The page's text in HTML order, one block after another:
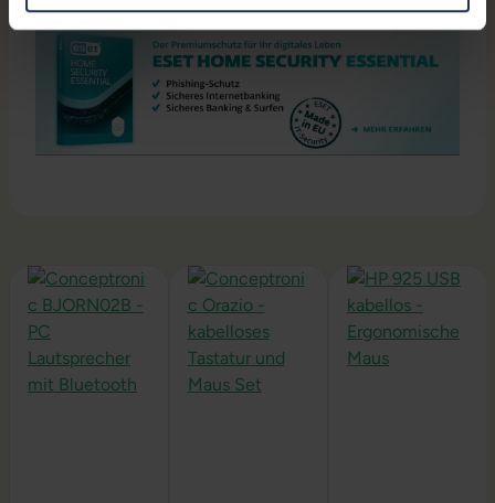
Mehr Informationen hier.
Produktgalerie überspringen